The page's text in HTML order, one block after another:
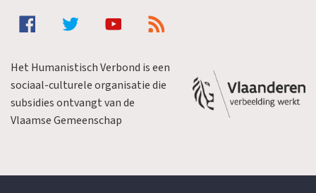
Het Humanistisch Verbond is een
sociaal-culturele organisatie die
subsidies ontvangt van de
Vlaamse Gemeenschap